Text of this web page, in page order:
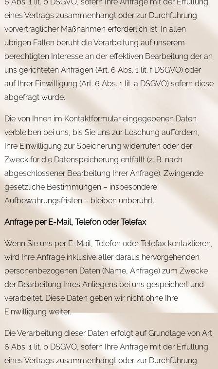
eines Vertrags zusammenhängt oder zur Durchführung
vorvertraglicher Maßnahmen erforderlich ist. In allen
übrigen Fällen beruht die Verarbeitung auf unserem
berechtigten Interesse an der effektiven Bearbeitung der an
uns gerichteten Anfragen (Art. 6 Abs. 1 lit. f DSGVO) oder
auf Ihrer Einwilligung (Art. 6 Abs. 1 lit. a DSGVO) sofern diese
abgefragt wurde.
Die von Ihnen im Kontaktformular eingegebenen Daten
verbleiben bei uns, bis Sie uns zur Löschung auffordern,
Ihre Einwilligung zur Speicherung widerrufen oder der
Zweck für die Datenspeicherung entfällt (z. B. nach
abgeschlossener Bearbeitung Ihrer Anfrage). Zwingende
gesetzliche Bestimmungen – insbesondere
Aufbewahrungsfristen – bleiben unberührt.
Anfrage per E-Mail, Telefon oder Telefax
Wenn Sie uns per E-Mail, Telefon oder Telefax kontaktieren,
wird Ihre Anfrage inklusive aller daraus hervorgehenden
personenbezogenen Daten (Name, Anfrage) zum Zwecke
der Bearbeitung Ihres Anliegens bei uns gespeichert und
verarbeitet. Diese Daten geben wir nicht ohne Ihre
Einwilligung weiter.
Die Verarbeitung dieser Daten erfolgt auf Grundlage von Art.
6 Abs. 1 lit. b DSGVO, sofern Ihre Anfrage mit der Erfüllung
eines Vertrags zusammenhängt oder zur Durchführung